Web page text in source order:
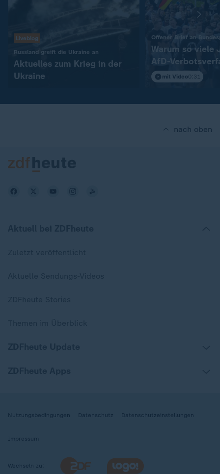
Liveblog
Russland greift die Ukraine an
Aktuelles zum Krieg in der
Ukraine
Offener Brief an
Warum so viele
AfD-
fordern
mit Video0:31
nach oben
Nutzungsbedingungen Datenschutz Datenschutzeinstellungen
Impressum
Wechseln zu: